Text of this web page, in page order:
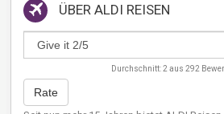
ÜBER ALDI REISEN
Durchschnitt:2 aus 292
Rate